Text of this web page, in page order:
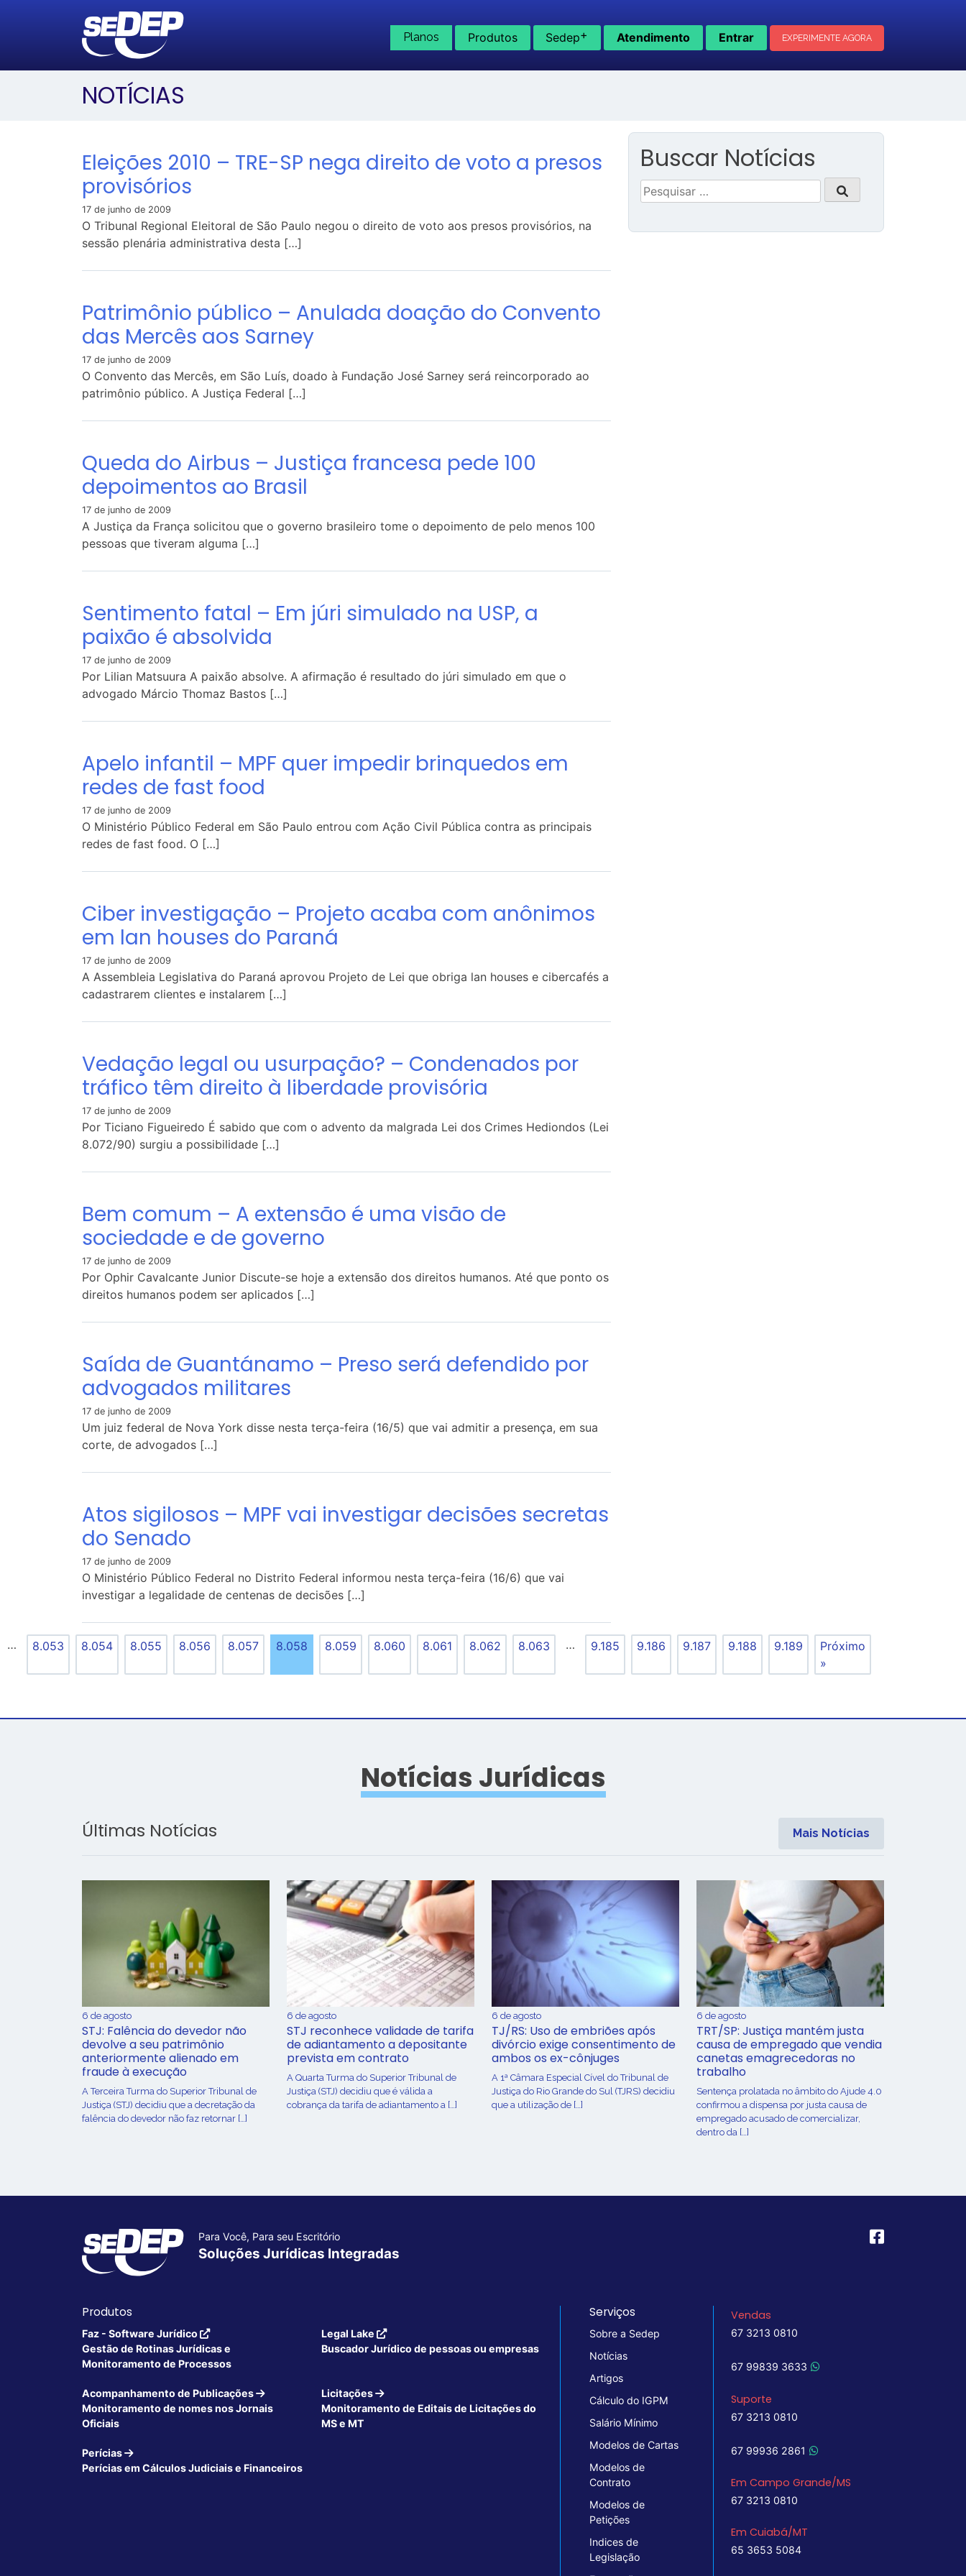
Planos Produtos Sedep+ Atendimento Entrar EXPERIMENTE AGORA
NOTÍCIAS
Eleições 2010 – TRE-SP nega direito de voto a presos
provisórios
17 de junho de 2009
O Tribunal Regional Eleitoral de São Paulo negou o direito de voto aos presos provisórios, na
sessão plenária administrativa desta […]
Patrimônio público – Anulada doação do Convento
das Mercês aos Sarney
17 de junho de 2009
O Convento das Mercês, em São Luís, doado à Fundação José Sarney será reincorporado ao
patrimônio público. A Justiça Federal […]
Queda do Airbus – Justiça francesa pede 100
depoimentos ao Brasil
17 de junho de 2009
A Justiça da França solicitou que o governo brasileiro tome o depoimento de pelo menos 100
pessoas que tiveram alguma […]
Sentimento fatal – Em júri simulado na USP, a
paixão é absolvida
17 de junho de 2009
Por Lilian Matsuura A paixão absolve. A afirmação é resultado do júri simulado em que o
advogado Márcio Thomaz Bastos […]
Apelo infantil – MPF quer impedir brinquedos em
redes de fast food
17 de junho de 2009
O Ministério Público Federal em São Paulo entrou com Ação Civil Pública contra as principais
redes de fast food. O […]
Ciber investigação – Projeto acaba com anônimos
em lan houses do Paraná
17 de junho de 2009
A Assembleia Legislativa do Paraná aprovou Projeto de Lei que obriga lan houses e cibercafés a
cadastrarem clientes e instalarem […]
Vedação legal ou usurpação? – Condenados por
tráfico têm direito à liberdade provisória
17 de junho de 2009
Por Ticiano Figueiredo É sabido que com o advento da malgrada Lei dos Crimes Hediondos (Lei
8.072/90) surgiu a possibilidade […]
Bem comum – A extensão é uma visão de
sociedade e de governo
17 de junho de 2009
Por Ophir Cavalcante Junior Discute-se hoje a extensão dos direitos humanos. Até que ponto os
direitos humanos podem ser aplicados […]
Saída de Guantánamo – Preso será defendido por
advogados militares
17 de junho de 2009
Um juiz federal de Nova York disse nesta terça-feira (16/5) que vai admitir a presença, em sua
corte, de advogados […]
Atos sigilosos – MPF vai investigar decisões secretas
do Senado
17 de junho de 2009
O Ministério Público Federal no Distrito Federal informou nesta terça-feira (16/6) que vai
investigar a legalidade de centenas de decisões […]
… 8.053 8.054 8.055 8.056 8.057 8.058 8.059 8.060 8.061 8.062 8.063 … 9.185 9.186 9.187 9.188 9.189
Próximo
»
Buscar Notícias
Pesquisar
por:
Notícias Jurídicas
Últimas Notícias Mais Notícias
6 de agosto
STJ: Falência do devedor não
devolve a seu patrimônio
anteriormente alienado em
fraude à execução
A Terceira Turma do Superior Tribunal de
Justiça (STJ) decidiu que a decretação da
falência do devedor não faz retornar […]
6 de agosto
STJ reconhece validade de tarifa
de adiantamento a depositante
prevista em contrato
A Quarta Turma do Superior Tribunal de
Justiça (STJ) decidiu que é válida a
cobrança da tarifa de adiantamento a […]
6 de agosto
TJ/RS: Uso de embriões após
divórcio exige consentimento de
ambos os ex-cônjuges
A 1ª Câmara Especial Cível do Tribunal de
Justiça do Rio Grande do Sul (TJRS) decidiu
que a utilização de […]
6 de agosto
TRT/SP: Justiça mantém justa
causa de empregado que vendia
canetas emagrecedoras no
trabalho
Sentença prolatada no âmbito do Ajude 4.0
confirmou a dispensa por justa causa de
empregado acusado de comercializar,
dentro da […]
Para Você, Para seu Escritório
Soluções Jurídicas Integradas
Produtos
Faz - Software Jurídico
Gestão de Rotinas Jurídicas e
Monitoramento de Processos
Legal Lake
Buscador Jurídico de pessoas ou empresas
Acompanhamento de Publicações
Monitoramento de nomes nos Jornais
Oficiais
Licitações
Monitoramento de Editais de Licitações do
MS e MT
Perícias
Perícias em Cálculos Judiciais e Financeiros
Serviços
Sobre a Sedep
Notícias
Artigos
Cálculo do IGPM
Salário Mínimo
Modelos de Cartas
Modelos de
Contrato
Modelos de
Petições
Indices de
Legislação
Vendas
67 3213 0810
67 99839 3633
Suporte
67 3213 0810
67 99936 2861
Em Campo Grande/MS
67 3213 0810
Em Cuiabá/MT
65 3653 5084